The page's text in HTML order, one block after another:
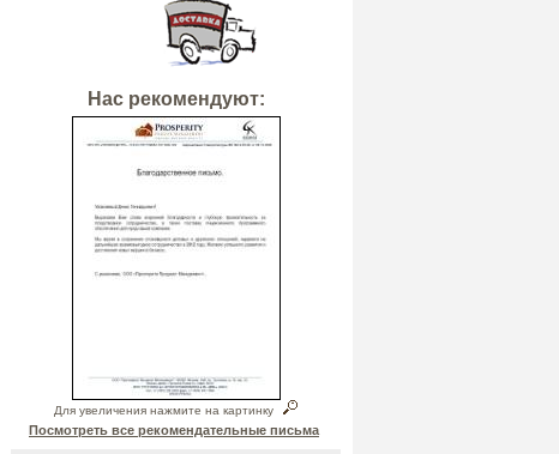
Нас рекомендуют:
Для увеличения нажмите на картинку
Посмотреть все рекомендательные письма